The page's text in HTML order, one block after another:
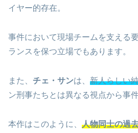
イヤー的存在。
事件において現場チームを支える
ランスを保つ立場でもあります。
また、 チェ・サンは、 新人らしい
ン刑事たちとは異なる視点から事
本作はこのように、 人物同士の過